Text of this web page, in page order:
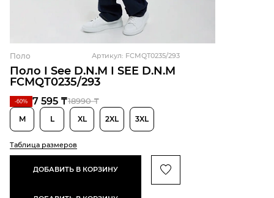
Поло I See D.N.M I SEE D.N.M
FCMQT0235/293
Поло Артикул: FCMQT0235/293
18990 ₸
7 595 ₸
-60%
M L XL 2XL 3XL
Таблица размеров
ДОБАВИТЬ В КОРЗИНУ